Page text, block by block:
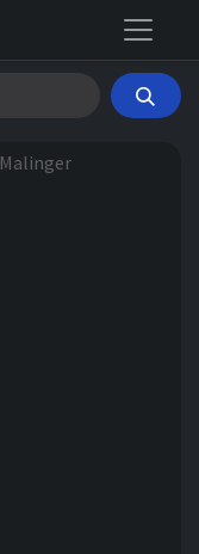
Malinger